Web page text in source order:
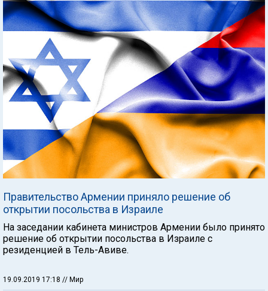
Правительство Армении приняло решение об
открытии посольства в Израиле
На заседании кабинета министров Армении было принято
решение об открытии посольства в Израиле с
резиденцией в Тель-Авиве.
19.09.2019 17:18 // Мир